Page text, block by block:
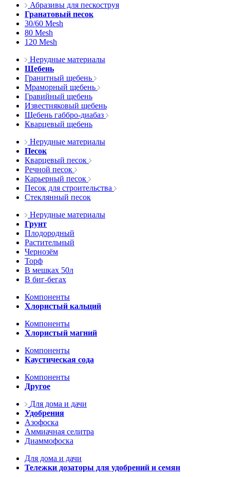
Абразивы для пескоструя
Гранатовый песок
30/60 Mesh
80 Mesh
120 Mesh
Нерудные материалы
Щебень
Гранитный щебень
Мраморный щебень
Гравийный щебень
Известняковый щебень
Щебень габбро-диабаз
Кварцевый щебень
Нерудные материалы
Песок
Кварцевый песок
Речной песок
Карьерный песок
Песок для строительства
Стеклянный песок
Нерудные материалы
Грунт
Плодородный
Растительный
Чернозём
Торф
В мешках 50л
В биг-бегах
Компоненты
Хлористый кальций
Компоненты
Хлористый магний
Компоненты
Каустическая сода
Компоненты
Другое
Для дома и дачи
Удобрения
Азофоска
Аммиачная селитра
Диаммофоска
Для дома и дачи
Тележки дозаторы для удобрений и семян